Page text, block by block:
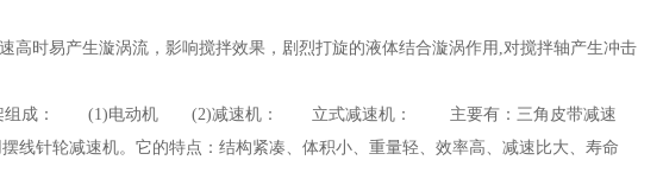
易产生漩涡流，影响搅拌效果，剧烈打旋的液体结合漩涡作用,对搅拌轴产生冲击
组成： (1)电动机 (2)减速机： 立式减速机： 主要有：三角皮带减速
线针轮减速机。它的特点：结构紧凑、体积小、重量轻、效率高、减速比大、寿命